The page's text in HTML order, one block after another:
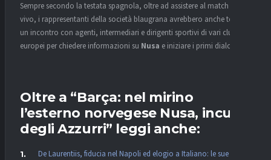
Sempre secondo la testata spagnola, oltre ad assistere al match dal
vivo, i rappresentanti della società blaugrana avrebbero anche tenuto
un incontro con agenti, intermediari e dirigenti sportivi di vari club
europei per chiedere informazioni su Nusa e iniziare i primi dialoghi.
Oltre a “Barça: nel mirino
l’esterno norvegese Nusa, incubo
degli Azzurri” leggi anche:
De Laurentiis, fiducia nel Napoli ed elogio a Italiano: le sue